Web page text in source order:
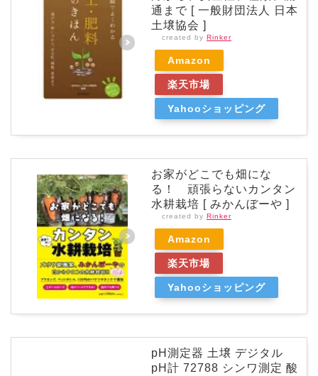
通まで [ 一般財団法人 日本
土壌協会 ]
created by Rinker
Amazon
楽天市場
Yahooショッピング
お家がどこでも畑にな
る！ 頑張らないカンタン
水耕栽培 [ みかんぼーや ]
created by Rinker
Amazon
楽天市場
Yahooショッピング
pH測定器 土壌 デジタル
pH計 72788 シンワ測定 酸